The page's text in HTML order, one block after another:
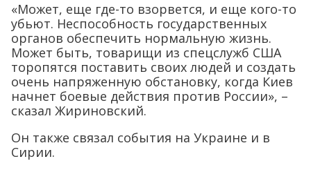
«Может, еще где-то взорвется, и еще кого-то
убьют. Неспособность государственных
органов обеспечить нормальную жизнь.
Может быть, товарищи из спецслужб США
торопятся поставить своих людей и создать
очень напряженную обстановку, когда Киев
начнет боевые действия против России», –
сказал Жириновский.
Он также связал события на Украине и в
Сирии.